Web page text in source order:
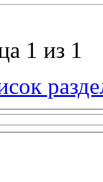
1 из 1